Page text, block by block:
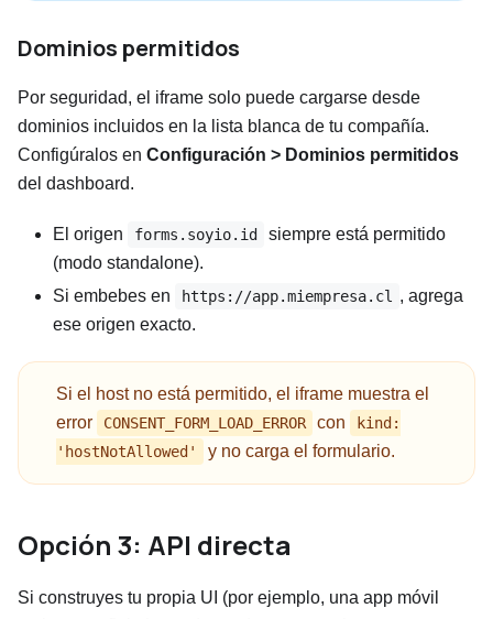
Dominios permitidos
Por seguridad, el iframe solo puede cargarse desde
dominios incluidos en la lista blanca de tu compañía.
Configúralos en Configuración > Dominios permitidos
del dashboard.
El origen forms.soyio.id
siempre está permitido
(modo standalone).
Si embebes en
https://app.miempresa.cl , agrega
ese origen exacto.
Si el host no está permitido, el iframe muestra el
error
CONSENT_FORM_LOAD_ERROR con
kind:
'hostNotAllowed'
y no carga el formulario.
Opción 3: API directa
Si construyes tu propia UI (por ejemplo, una app móvil